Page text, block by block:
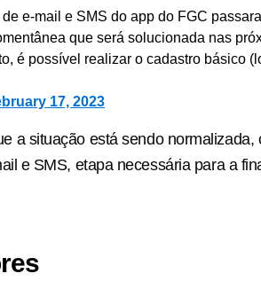
e-mail e SMS do app do FGC
que será solucionada nas
é possível realizar o cadastro básico
17, 2023
a situação está sendo normalizada,
e SMS, etapa necessária para a